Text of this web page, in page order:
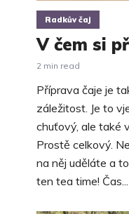
Radkův čaj
V čem si
2 min read
Příprava čaje je
záležitost. Je to
chuťový, ale také
Prostě celkový.
na něj uděláte a
ten tea time! Čas...